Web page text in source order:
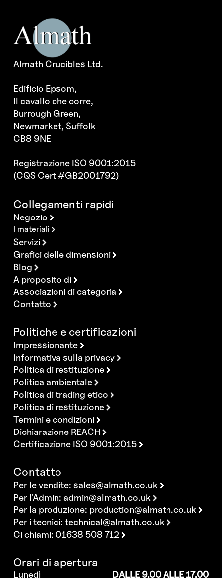
Almath Crucibles Ltd.
Edificio Epsom,
Il cavallo che corre,
Burrough Green,
Newmarket, Suffolk
CB8 9NE
Registrazione ISO 9001:2015
(CQS Cert #GB2001792)
Collegamenti rapidi
Negozio
I materiali
Servizi
Grafici delle dimensioni
Blog
A proposito di
Associazioni di categoria
Contatto
Politiche e certificazioni
Impressionante
Informativa sulla privacy
Politica di restituzione
Politica ambientale
Politica di trading etico
Politica di restituzione
Termini e condizioni
Dichiarazione REACH
Certificazione ISO 9001:2015
Contatto
Per le vendite:sales@almath.co.uk
Per l'Admin: admin@almath.co.uk
Per la produzione: production@almath.co.uk
Per i tecnici:technical@almath.co.uk
Ci chiami: 01638 508 712
Orari di apertura
Lunedì
DALLE 9.00 ALLE 17.00